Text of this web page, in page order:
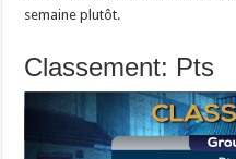
semaine plutôt.
Classement: Pts